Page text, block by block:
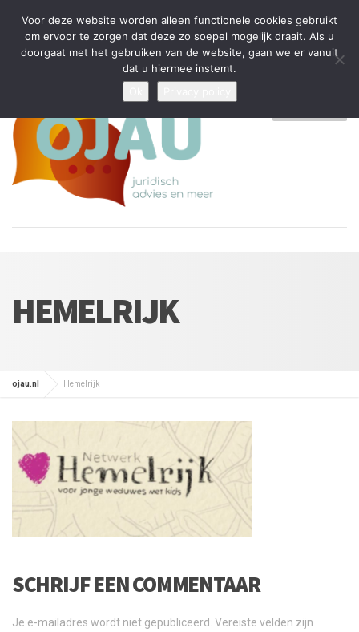
Tijdelijke stop: wegens drukte kan ik beperkt nieuwe zaken aannemen
en vragen beantwoorden
Algemene Voorwaarden
Disclaimer Privacybeleid
HEMELRIJK
ojau.nl Hemelrijk
SCHRIJF EEN COMMENTAAR
Je e-mailadres wordt niet gepubliceerd. Vereiste velden zijn
Voor deze website worden alleen functionele cookies gebruikt
om ervoor te zorgen dat deze zo soepel mogelijk draait. Als u
doorgaat met het gebruiken van de website, gaan we er vanuit
dat u hiermee instemt.